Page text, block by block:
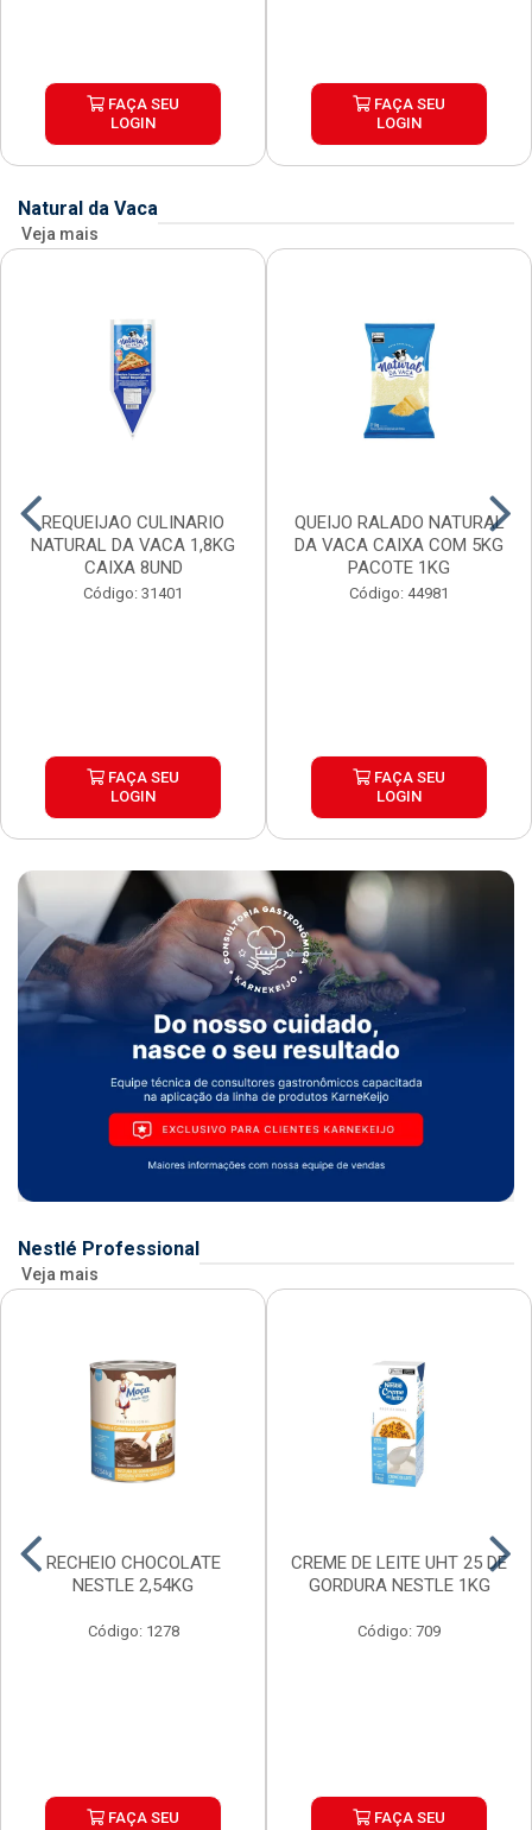
FAÇA SEU
LOGIN
FAÇA SEU
LOGIN
Natural da Vaca
Veja mais
REQUEIJAO CULINARIO
NATURAL DA VACA 1,8KG
CAIXA 8UND
Código: 31401
FAÇA SEU
LOGIN
QUEIJO RALADO NATURAL
DA VACA CAIXA COM 5KG
PACOTE 1KG
Código: 44981
FAÇA SEU
LOGIN
Nestlé Professional
Veja mais
RECHEIO CHOCOLATE
NESTLE 2,54KG
Código: 1278
FAÇA SEU
CREME DE LEITE UHT 25 DE
GORDURA NESTLE 1KG
Código: 709
FAÇA SEU